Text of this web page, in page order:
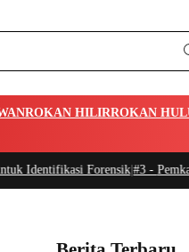
ROKAN HILIRROKAN
Forensik|#3 - Pemkab Apresiasi